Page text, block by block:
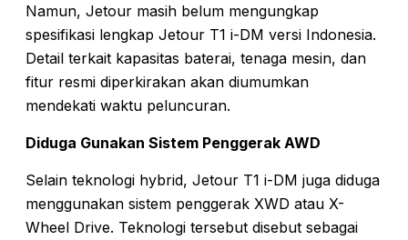
Namun, Jetour masih belum mengungkap
spesifikasi lengkap Jetour T1 i-DM versi Indonesia.
Detail terkait kapasitas baterai, tenaga mesin, dan
fitur resmi diperkirakan akan diumumkan
mendekati waktu peluncuran.
Diduga Gunakan Sistem Penggerak AWD
Selain teknologi hybrid, Jetour T1 i-DM juga diduga
menggunakan sistem penggerak XWD atau X-
Wheel Drive. Teknologi tersebut disebut sebagai